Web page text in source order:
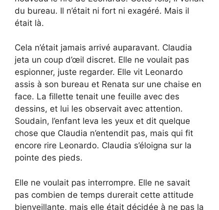
du bureau. Il n’était ni fort ni exagéré. Mais il
était là.
Cela n’était jamais arrivé auparavant. Claudia
jeta un coup d’œil discret. Elle ne voulait pas
espionner, juste regarder. Elle vit Leonardo
assis à son bureau et Renata sur une chaise en
face. La fillette tenait une feuille avec des
dessins, et lui les observait avec attention.
Soudain, l’enfant leva les yeux et dit quelque
chose que Claudia n’entendit pas, mais qui fit
encore rire Leonardo. Claudia s’éloigna sur la
pointe des pieds.
Elle ne voulait pas interrompre. Elle ne savait
pas combien de temps durerait cette attitude
bienveillante, mais elle était décidée à ne pas la